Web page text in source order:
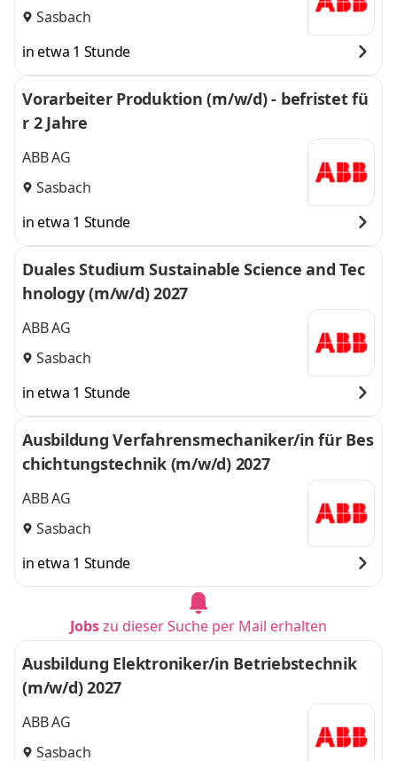
Sasbach
in etwa 1 Stunde
Vorarbeiter Produktion (m/w/d) - befristet fü
r 2 Jahre
ABB AG
Sasbach
in etwa 1 Stunde
Duales Studium Sustainable Science and Tec
hnology (m/w/d) 2027
ABB AG
Sasbach
in etwa 1 Stunde
Ausbildung Verfahrensmechaniker/in für Bes
chichtungstechnik (m/w/d) 2027
ABB AG
Sasbach
in etwa 1 Stunde
Jobszu dieser Suche per Mail erhalten
Ausbildung Elektroniker/in Betriebstechnik
(m/w/d) 2027
ABB AG
Sasbach